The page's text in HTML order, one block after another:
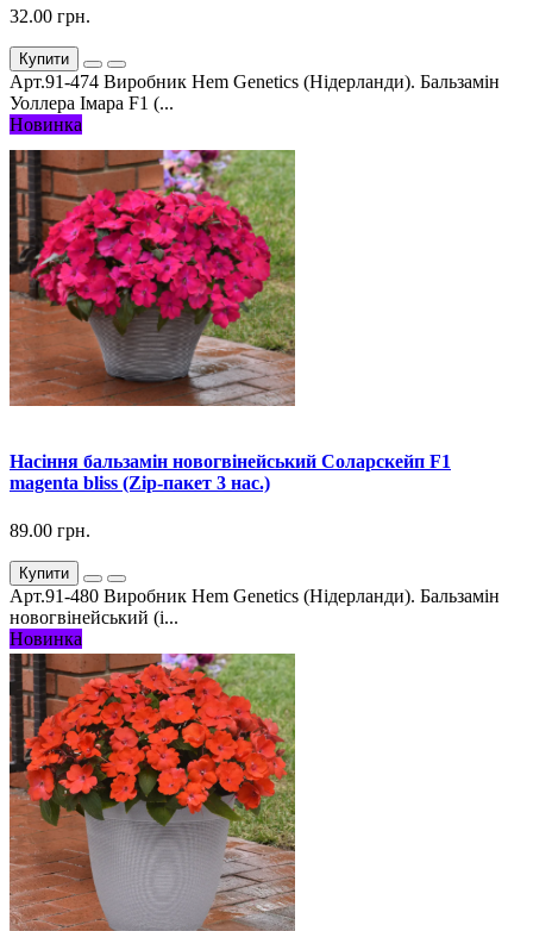
32.00 грн.
Купити
Арт.91-474 Виробник Hem Genetics (Нідерланди). Бальзамін
Уоллера Імара F1 (...
Новинка
Насіння бальзамін новогвінейський Соларскейп F1
magenta bliss (Zip-пакет 3 нас.)
89.00 грн.
Купити
Арт.91-480 Виробник Hem Genetics (Нідерланди). Бальзамін
новогвінейський (і...
Новинка